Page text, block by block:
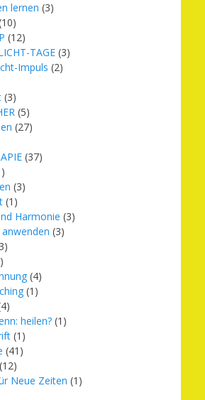
lernen (3)
(12)
TAGE (3)
Impuls (2)
(3)
(5)
(27)
(37)
(3)
(1)
Harmonie (3)
(3)
(4)
(1)
heilen? (1)
(1)
(41)
(12)
Neue Zeiten (1)